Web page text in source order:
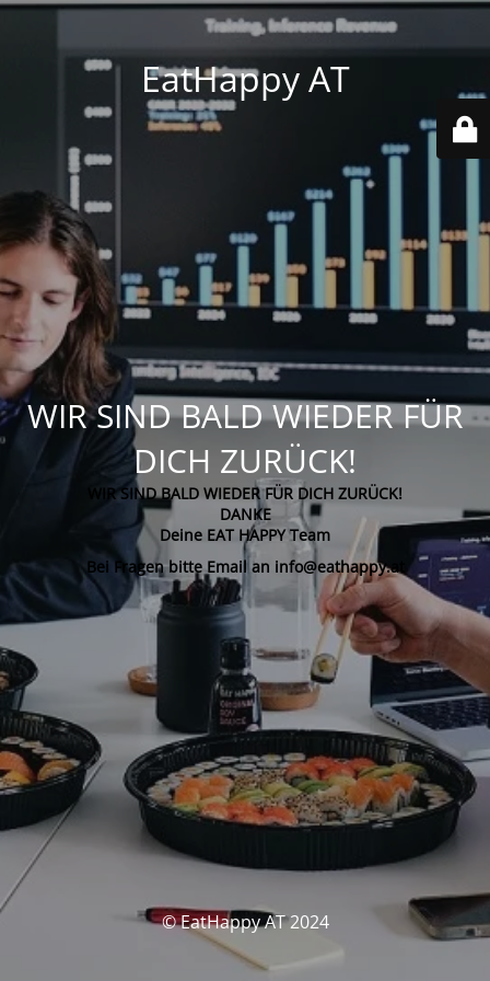
EatHappy AT
WIR SIND BALD WIEDER FÜR
DICH ZURÜCK!
WIR SIND BALD WIEDER FÜR DICH ZURÜCK!
DANKE
Deine EAT HAPPY Team
Bei Fragen bitte Email an info@eathappy.at
© EatHappy AT 2024